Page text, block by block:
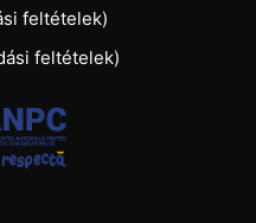
feltételek)
feltételek)